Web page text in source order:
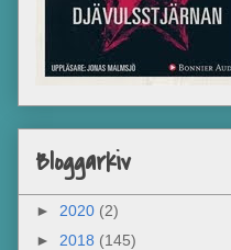
Bloggarkiv
► 2020 (2)
► 2018 (145)